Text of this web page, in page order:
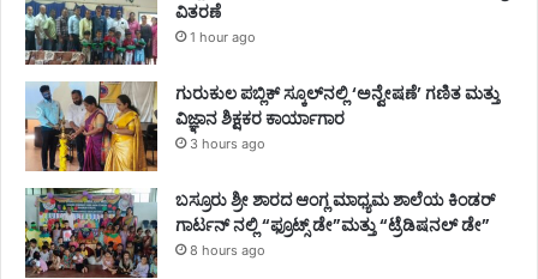
ವಿತರಣೆ
1 hour ago
ಗುರುಕುಲ ಪಬ್ಲಿಕ್ ಸ್ಕೂಲ್‌ನಲ್ಲಿ ‘ಅನ್ವೇಷಣೆ’ ಗಣಿತ ಮತ್ತು
ವಿಜ್ಞಾನ ಶಿಕ್ಷಕರ ಕಾರ್ಯಾಗಾರ
3 hours ago
ಬಸ್ರೂರು ಶ್ರೀ ಶಾರದ ಆಂಗ್ಲ ಮಾಧ್ಯಮ ಶಾಲೆಯ ಕಿಂಡರ್
ಗಾರ್ಟನ್ ನಲ್ಲಿ “ಫ್ರೂಟ್ಸ್ ಡೇ”ಮತ್ತು “ಟ್ರೆಡಿಷನಲ್ ಡೇ”
8 hours ago